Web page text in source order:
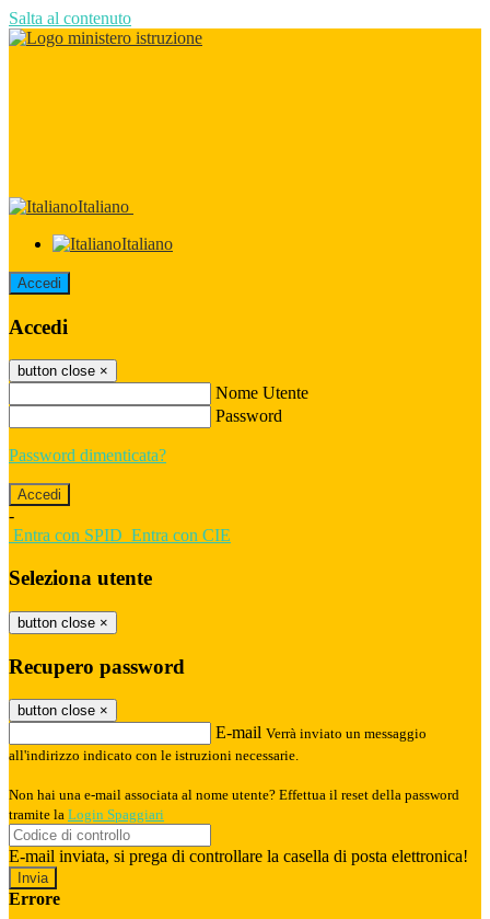
Salta al contenuto
Italiano
Italiano
Accedi
Accedi
button close ×
Nome Utente
Password
Password dimenticata?
-
Entra con SPID Entra con CIE
Seleziona utente
button close ×
Recupero password
button close ×
E-mail Verrà inviato un messaggio
all'indirizzo indicato con le istruzioni necessarie.
Non hai una e-mail associata al nome utente? Effettua il reset della password
tramite la Login Spaggiari
E-mail inviata, si prega di controllare la casella di posta elettronica!
Errore